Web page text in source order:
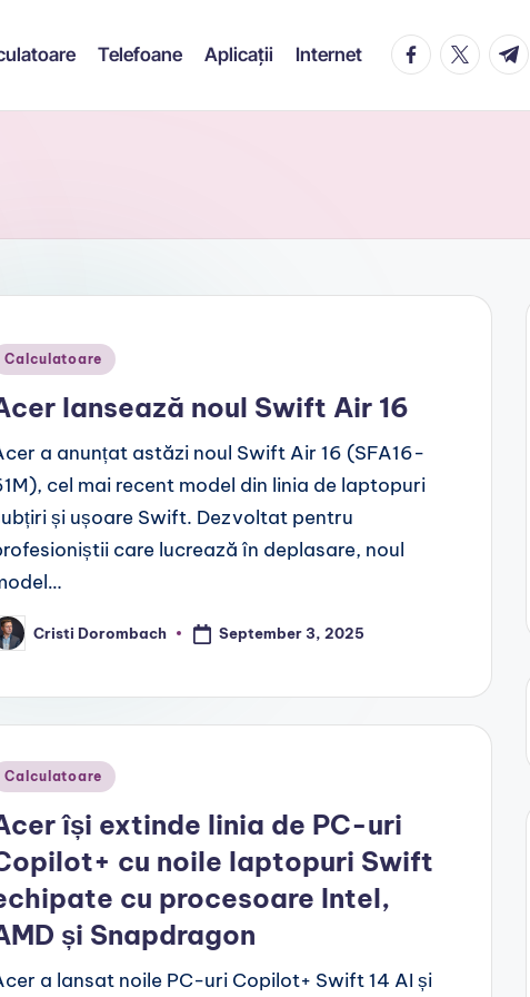
Telefoane Aplicații Internet facebook.com
twitter.com
t.me
Calculatoare
lansează noul Swift Air 16
a anunțat astăzi noul Swift Air 16 (SFA16-
cel mai recent model din linia de laptopuri
și ușoare Swift. Dezvoltat pentru
care lucrează în deplasare, noul
Cristi Dorombach September 3, 2025
Calculatoare
își extinde linia de PC-uri
cu noile laptopuri Swift
cu procesoare Intel,
și Snapdragon
a lansat noile PC-uri Copilot+ Swift 14 AI și